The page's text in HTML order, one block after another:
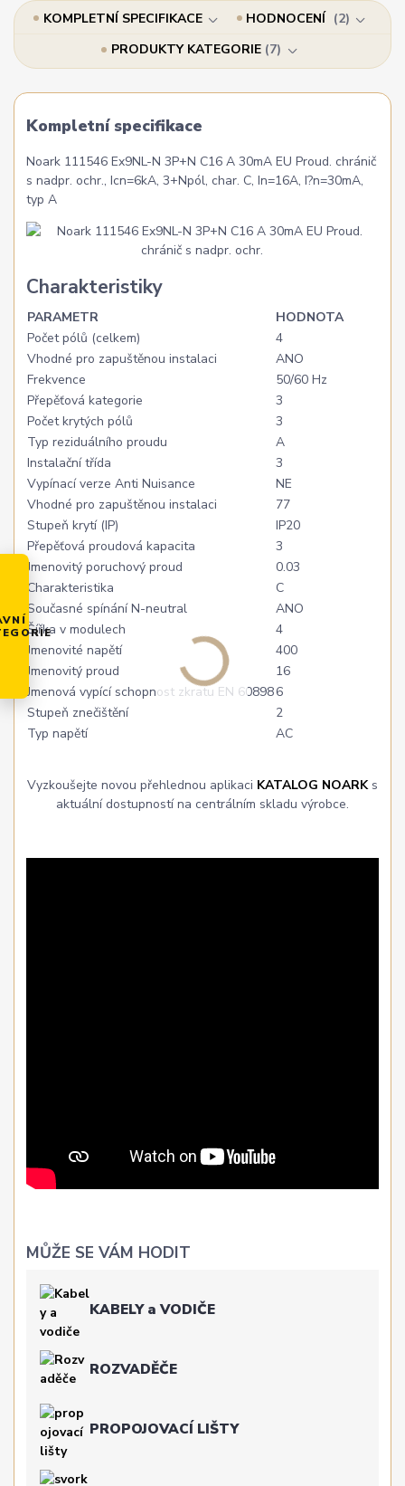
KOMPLETNÍ SPECIFIKACE HODNOCENÍ
2
PRODUKTY KATEGORIE 7
Kompletní specifikace
Noark 111546 Ex9NL-N 3P+N C16 A 30mA EU Proud. chránič
s nadpr. ochr., Icn=6kA, 3+Npól, char. C, In=16A, I?n=30mA,
typ A
Charakteristiky
PARAMETR
HODNOTA
Počet pólů (celkem)
4
Vhodné pro zapuštěnou instalaci
ANO
Frekvence
50/60 Hz
Přepěťová kategorie
3
Počet krytých pólů
3
Typ reziduálního proudu
A
Instalační třída
3
Vypínací verze Anti Nuisance
NE
Vhodné pro zapuštěnou instalaci
77
Stupeň krytí (IP)
IP20
Přepěťová proudová kapacita
3
Jmenovitý poruchový proud
0.03
Charakteristika
C
Současné spínání N-neutral
ANO
Šířka v modulech
4
Jmenovité napětí
400
Jmenovitý proud
16
Jmenová vypící schopnost zkratu EN 608986
Stupeň znečištění
2
Typ napětí
AC
Vyzkoušejte novou přehlednou aplikaci KATALOG NOARKs
aktuální dostupností na centrálním skladu výrobce.
MŮŽE SE VÁM HODIT
KABELY a VODIČE
ROZVADĚČE
PROPOJOVACÍ LIŠTY